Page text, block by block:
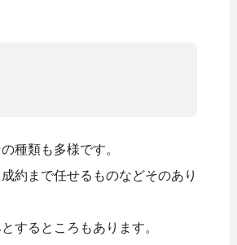
種類も多様です。
約まで任せるものなどそのあり
するところもあります。